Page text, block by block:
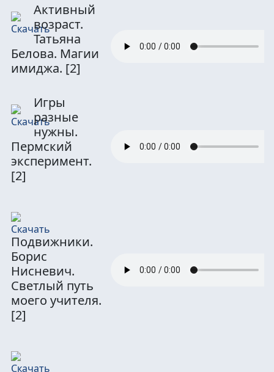
Активный
возраст.
Татьяна
Белова. Магии
имиджа. [2]
Игры
разные
нужны.
Пермский
эксперимент.
[2]
Подвижники.
Борис
Нисневич.
Светлый путь
моего учителя.
[2]